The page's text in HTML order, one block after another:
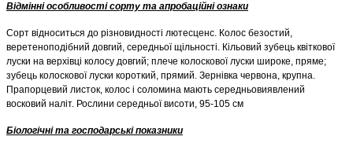
Відмінні особливості сорту та апробаційні ознаки
Сорт відноситься до різновидності лютесценс. Колос безостий,
веретеноподібний довгий, середньої щільності. Кільовий зубець квіткової
луски на верхівці колосу довгий; плече колоскової луски широке, пряме;
зубець колоскової луски короткий, прямий. Зернівка червона, крупна.
Прапорцевий листок, колос і соломина мають середньовиявлений
восковий наліт. Рослини середньої висоти, 95-105 см
Біологічні та господарські показники